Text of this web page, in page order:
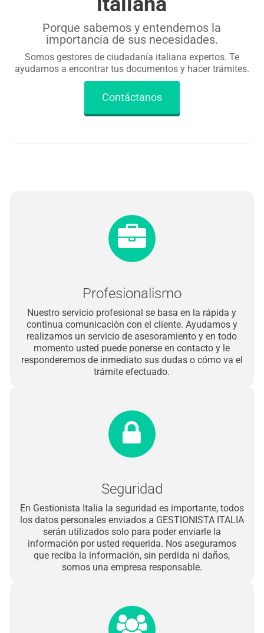
Porque sabemos y entendemos la
importancia de sus necesidades.
Somos gestores de ciudadanía italiana expertos. Te
ayudamos a encontrar tus documentos y hacer trámites.
Contáctanos
Profesionalismo
Nuestro servicio profesional se basa en la rápida y
continua comunicación con el cliente. Ayudamos y
realizamos un servicio de asesoramiento y en todo
momento usted puede ponerse en contacto y le
responderemos de inmediato sus dudas o cómo va el
trámite efectuado.
Seguridad
En Gestionista Italia la seguridad es importante, todos
los datos personales enviados a GESTIONISTA ITALIA
serán utilizados solo para poder enviarle la
información por usted requerida. Nos aseguramos
que reciba la información, sin perdida ni daños,
somos una empresa responsable.